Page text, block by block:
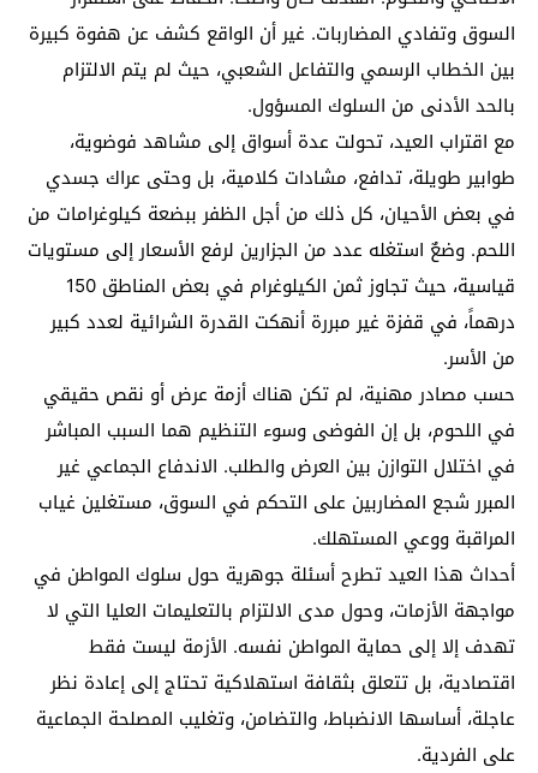
السوق وتفادي المضاربات. غير أن الواقع كشف عن هفوة كبيرة
بين الخطاب الرسمي والتفاعل الشعبي، حيث لم يتم الالتزام
بالحد الأدنى من السلوك المسؤول.
مع اقتراب العيد، تحولت عدة أسواق إلى مشاهد فوضوية،
طوابير طويلة، تدافع، مشادات كلامية، بل وحتى عراك جسدي
في بعض الأحيان، كل ذلك من أجل الظفر ببضعة كيلوغرامات من
اللحم. وضعٌ استغله عدد من الجزارين لرفع الأسعار إلى مستويات
قياسية، حيث تجاوز ثمن الكيلوغرام في بعض المناطق 150
درهماً، في قفزة غير مبررة أنهكت القدرة الشرائية لعدد كبير
من الأسر.
حسب مصادر مهنية، لم تكن هناك أزمة عرض أو نقص حقيقي
في اللحوم، بل إن الفوضى وسوء التنظيم هما السبب المباشر
في اختلال التوازن بين العرض والطلب. الاندفاع الجماعي غير
المبرر شجع المضاربين على التحكم في السوق، مستغلين غياب
المراقبة ووعي المستهلك.
أحداث هذا العيد تطرح أسئلة جوهرية حول سلوك المواطن في
مواجهة الأزمات، وحول مدى الالتزام بالتعليمات العليا التي لا
تهدف إلا إلى حماية المواطن نفسه. الأزمة ليست فقط
اقتصادية، بل تتعلق بثقافة استهلاكية تحتاج إلى إعادة نظر
عاجلة، أساسها الانضباط، والتضامن، وتغليب المصلحة الجماعية
على الفردية.